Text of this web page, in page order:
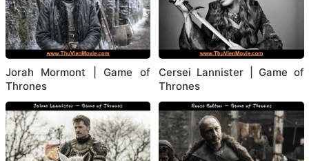
Jorah Mormont | Game of
Thrones
Cersei Lannister | Game of
Thrones